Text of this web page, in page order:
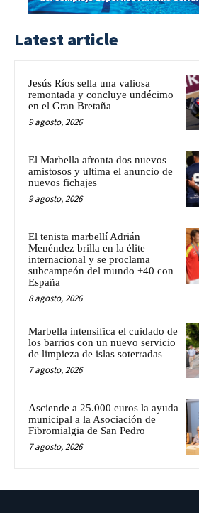
Latest article
Jesús Ríos sella una valiosa
remontada y concluye undécimo
en el Gran Bretaña
9 agosto, 2026
El Marbella afronta dos nuevos
amistosos y ultima el anuncio de
nuevos fichajes
9 agosto, 2026
El tenista marbellí Adrián
Menéndez brilla en la élite
internacional y se proclama
subcampeón del mundo +40 con
España
8 agosto, 2026
Marbella intensifica el cuidado de
los barrios con un nuevo servicio
de limpieza de islas soterradas
7 agosto, 2026
Asciende a 25.000 euros la ayuda
municipal a la Asociación de
Fibromialgia de San Pedro
7 agosto, 2026